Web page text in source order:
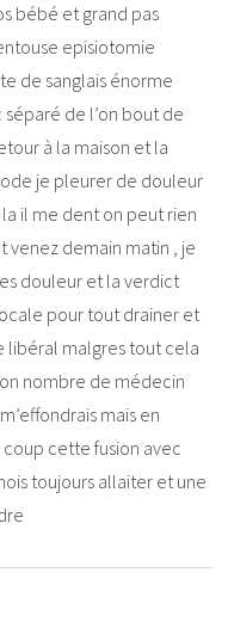
bébé et grand pas
episiotomie
de sanglais énorme
de l’on bout de
à la maison et la
je pleurer de douleur
il me dent on peut rien
venez demain matin , je
douleur et la verdict
pour tout drainer et
libéral malgres tout cela
nombre de médecin
mais en
coup cette fusion avec
toujours allaiter et une